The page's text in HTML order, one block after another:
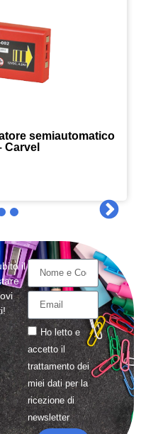
semiautomatico
Carvel
il
Ho letto e
accetto il
trattamentodei
miei dati per la
ricezione di
newsletter